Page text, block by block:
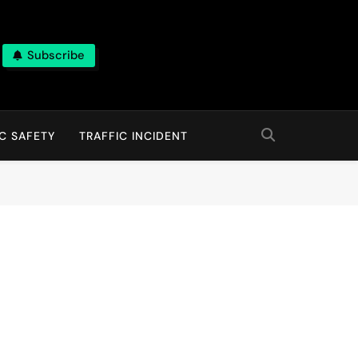
Subscribe
SAFETY TRAFFIC INCIDENT